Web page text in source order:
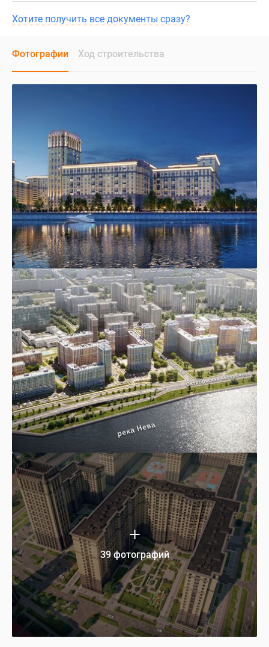
Хотите получить все документы сразу?
Фотографии Ход строительства
39 фотографий